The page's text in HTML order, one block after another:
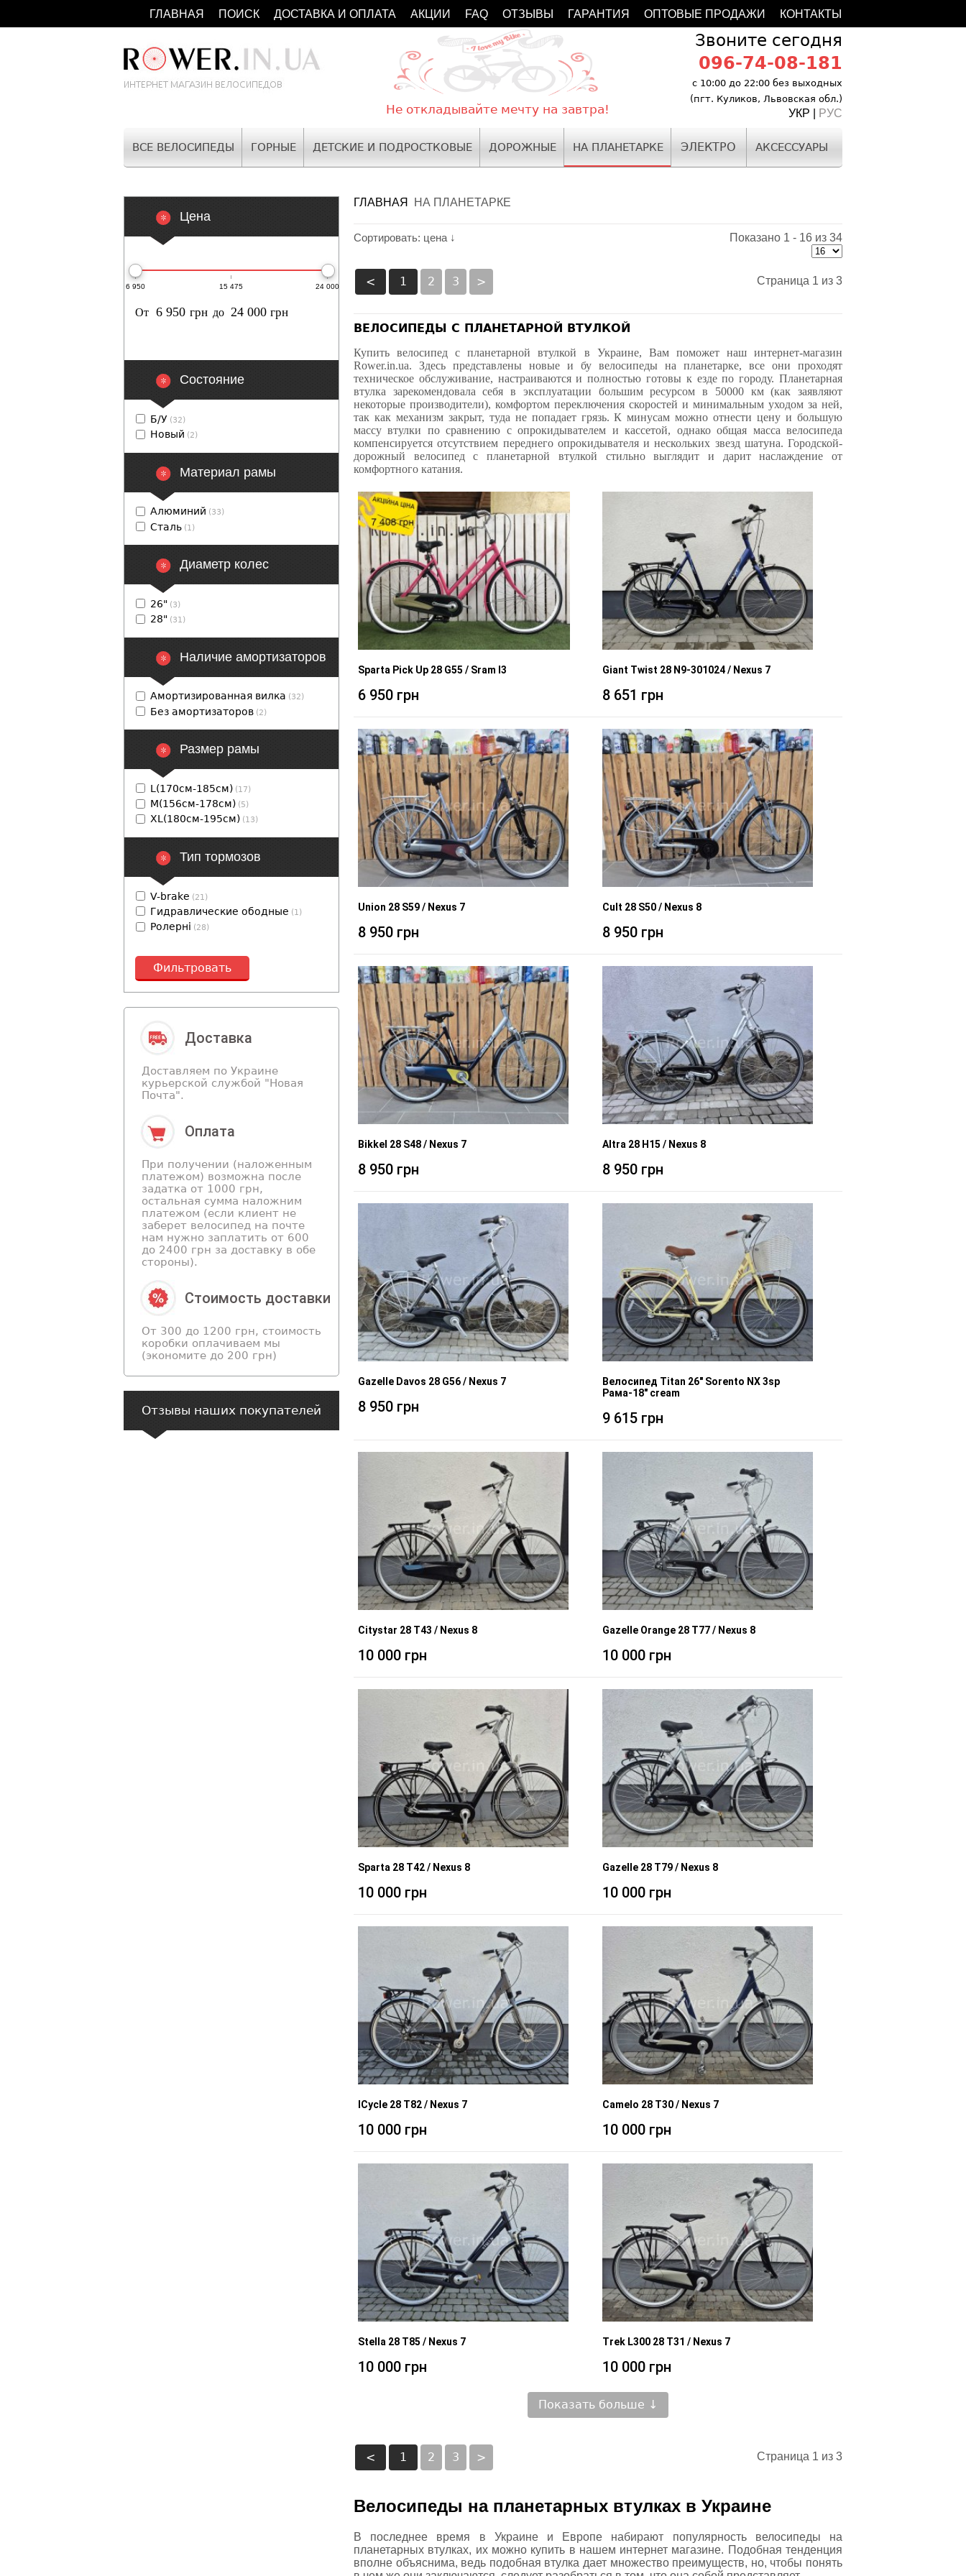
КОНТАКТЫ
ОПТОВЫЕ ПРОДАЖИ
ГАРАНТИЯ
ОТЗЫВЫ
FAQ
АКЦИИ
ДОСТАВКА И ОПЛАТА
ПОИСК
ГЛАВНАЯ
Не откладывайте мечту на завтра!
Звоните сегодня
096-74-08-181
с 10:00 до 22:00 без выходных
(пгт. Куликов, Львовская обл.)
УКР | РУС
ВСЕ ВЕЛОСИПЕДЫ ГОРНЫЕ ДЕТСКИЕ И ПОДРОСТКОВЫЕ ДОРОЖНЫЕ НА ПЛАНЕТАРКЕ ЭЛЕКТРО АКСЕССУАРЫ
ГЛАВНАЯ НА ПЛАНЕТАРКЕ
Сортировать: цена ↓ Показано 1 - 16 из 34
< 1 2 3 > Страница 1 из 3
ВЕЛОСИПЕДЫ С ПЛАНЕТАРНОЙ ВТУЛКОЙ
Купить велосипед с планетарной втулкой в Украине, Вам поможет наш интернет-магазин
Rower.in.ua. Здесь представлены новые и бу велосипеды на планетарке, все они проходят
техническое обслуживание, настраиваются и полностью готовы к езде по городу. Планетарная
втулка зарекомендовала себя в эксплуатации большим ресурсом в 50000 км (как заявляют
некоторые производители), комфортом переключения скоростей и минимальным уходом за ней,
так как механизм закрыт, туда не попадает грязь. К минусам можно отнести цену и большую
массу втулки по сравнению с опрокидывателем и кассетой, однако общая масса велосипеда
компенсируется отсутствием переднего опрокидывателя и нескольких звезд шатуна. Городской-
дорожный велосипед с планетарной втулкой стильно выглядит и дарит наслаждение от
комфортного катания.
Sparta Pick Up 28 G55 / Sram I3
6 950 грн
Giant Twist 28 N9-301024 / Nexus 7
8 651 грн
Union 28 S59 / Nexus 7
8 950 грн
Cult 28 S50 / Nexus 8
8 950 грн
Bikkel 28 S48 / Nexus 7
8 950 грн
Altra 28 H15 / Nexus 8
8 950 грн
Gazelle Davos 28 G56 / Nexus 7
8 950 грн
Велосипед Titan 26" Sorento NX 3sp
Рама-18" cream
9 615 грн
Citystar 28 T43 / Nexus 8
10 000 грн
Gazelle Orange 28 T77 / Nexus 8
10 000 грн
Sparta 28 T42 / Nexus 8
10 000 грн
Gazelle 28 T79 / Nexus 8
10 000 грн
ICycle 28 T82 / Nexus 7
10 000 грн
Camelo 28 T30 / Nexus 7
10 000 грн
Stella 28 T85 / Nexus 7
10 000 грн
Trek L300 28 T31 / Nexus 7
10 000 грн
Показать больше ↓
< 1 2 3 > Страница 1 из 3
Велосипеды на планетарных втулках в Украине
В последнее время в Украине и Европе набирают популярность велосипеды на
планетарных втулках, их можно купить в нашем интернет магазине. Подобная тенденция
вполне объяснима, ведь подобная втулка дает множество преимуществ, но, чтобы понять
Цена
6 950 15 475 24 000
От грн до грн
Состояние
Б/У (32)
Новый (2)
Материал рамы
Алюминий (33)
Сталь (1)
Диаметр колес
26" (3)
28" (31)
Наличие амортизаторов
Амортизированная вилка (32)
Без амортизаторов (2)
Размер рамы
L(170см-185см) (17)
M(156см-178см) (5)
XL(180см-195см) (13)
Тип тормозов
V-brake (21)
Гидравлические ободные (1)
Ролерні (28)
Фильтровать
Доставка
Доставляем по Украине
курьерской службой "Новая
Почта".
Оплата
При получении (наложенным
платежом) возможна после
задатка от 1000 грн,
остальная сумма наложним
платежом (если клиент не
заберет велосипед на почте
нам нужно заплатить от 600
до 2400 грн за доставку в обе
стороны).
Стоимость доставки
От 300 до 1200 грн, стоимость
коробки оплачиваем мы
(экономите до 200 грн)
Отзывы наших покупателей